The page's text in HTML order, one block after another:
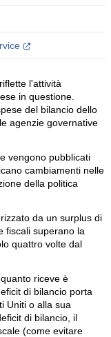
l'attività
in questione.
del bilancio dello
agenzie governative
vengono pubblicati
cambiamenti nelle
della politica
da un surplus di
fiscali superano la
quattro volte dal
riceve è
di bilancio porta
Uniti o alla sua
di bilancio, il
(come evitare